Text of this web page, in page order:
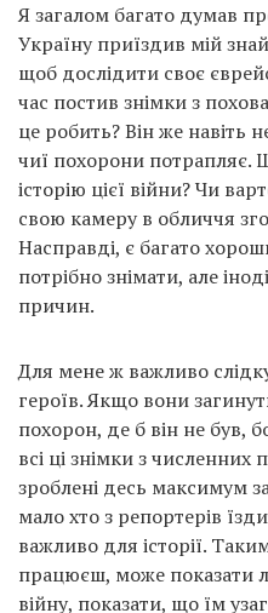
Я загалом багато думав
Україну приїздив мій
щоб дослідити своє
час постив знімки з
це робить? Він же навіть
чиї похорони потрапляє.
історію цієї війни? Чи
свою камеру в обличчя
Насправді, є багато
потрібно знімати, але
причин.
Для мене ж важливо
героїв. Якщо вони
похорон, де б він не був,
всі ці знімки з численних
зроблені десь максимум
мало хто з репортерів
важливо для історії.
працюєш, може показати
війну, показати, що їм